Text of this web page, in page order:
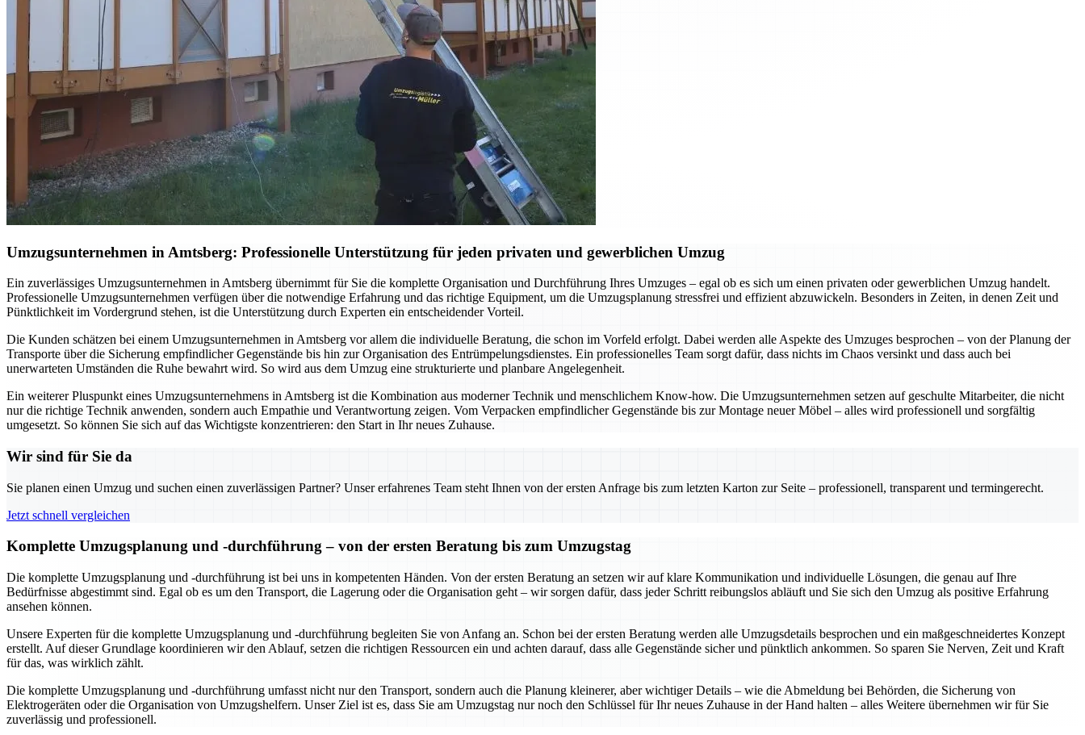
Umzugsunternehmen in Amtsberg: Professionelle Unterstützung für jeden privaten und gewerblichen Umzug
Ein zuverlässiges Umzugsunternehmen in Amtsberg übernimmt für Sie die komplette Organisation und Durchführung Ihres Umzuges – egal ob es sich um einen privaten oder gewerblichen Umzug handelt.
Professionelle Umzugsunternehmen verfügen über die notwendige Erfahrung und das richtige Equipment, um die Umzugsplanung stressfrei und effizient abzuwickeln. Besonders in Zeiten, in denen Zeit und
Pünktlichkeit im Vordergrund stehen, ist die Unterstützung durch Experten ein entscheidender Vorteil.
Die Kunden schätzen bei einem Umzugsunternehmen in Amtsberg vor allem die individuelle Beratung, die schon im Vorfeld erfolgt. Dabei werden alle Aspekte des Umzuges besprochen – von der Planung der
Transporte über die Sicherung empfindlicher Gegenstände bis hin zur Organisation des Entrümpelungsdienstes. Ein professionelles Team sorgt dafür, dass nichts im Chaos versinkt und dass auch bei
unerwarteten Umständen die Ruhe bewahrt wird. So wird aus dem Umzug eine strukturierte und planbare Angelegenheit.
Ein weiterer Pluspunkt eines Umzugsunternehmens in Amtsberg ist die Kombination aus moderner Technik und menschlichem Know-how. Die Umzugsunternehmen setzen auf geschulte Mitarbeiter, die nicht
nur die richtige Technik anwenden, sondern auch Empathie und Verantwortung zeigen. Vom Verpacken empfindlicher Gegenstände bis zur Montage neuer Möbel – alles wird professionell und sorgfältig
umgesetzt. So können Sie sich auf das Wichtigste konzentrieren: den Start in Ihr neues Zuhause.
Wir sind für Sie da
Sie planen einen Umzug und suchen einen zuverlässigen Partner? Unser erfahrenes Team steht Ihnen von der ersten Anfrage bis zum letzten Karton zur Seite – professionell, transparent und termingerecht.
Jetzt schnell vergleichen
Komplette Umzugsplanung und -durchführung – von der ersten Beratung bis zum Umzugstag
Die komplette Umzugsplanung und -durchführung ist bei uns in kompetenten Händen. Von der ersten Beratung an setzen wir auf klare Kommunikation und individuelle Lösungen, die genau auf Ihre
Bedürfnisse abgestimmt sind. Egal ob es um den Transport, die Lagerung oder die Organisation geht – wir sorgen dafür, dass jeder Schritt reibungslos abläuft und Sie sich den Umzug als positive Erfahrung
ansehen können.
Unsere Experten für die komplette Umzugsplanung und -durchführung begleiten Sie von Anfang an. Schon bei der ersten Beratung werden alle Umzugsdetails besprochen und ein maßgeschneidertes Konzept
erstellt. Auf dieser Grundlage koordinieren wir den Ablauf, setzen die richtigen Ressourcen ein und achten darauf, dass alle Gegenstände sicher und pünktlich ankommen. So sparen Sie Nerven, Zeit und Kraft
für das, was wirklich zählt.
Die komplette Umzugsplanung und -durchführung umfasst nicht nur den Transport, sondern auch die Planung kleinerer, aber wichtiger Details – wie die Abmeldung bei Behörden, die Sicherung von
Elektrogeräten oder die Organisation von Umzugshelfern. Unser Ziel ist es, dass Sie am Umzugstag nur noch den Schlüssel für Ihr neues Zuhause in der Hand halten – alles Weitere übernehmen wir für Sie
zuverlässig und professionell.